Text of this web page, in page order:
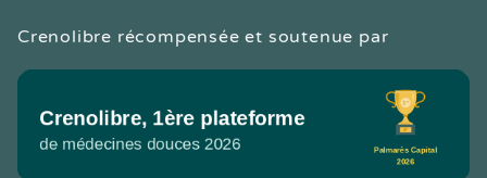
Crenolibre récompensée et soutenue par